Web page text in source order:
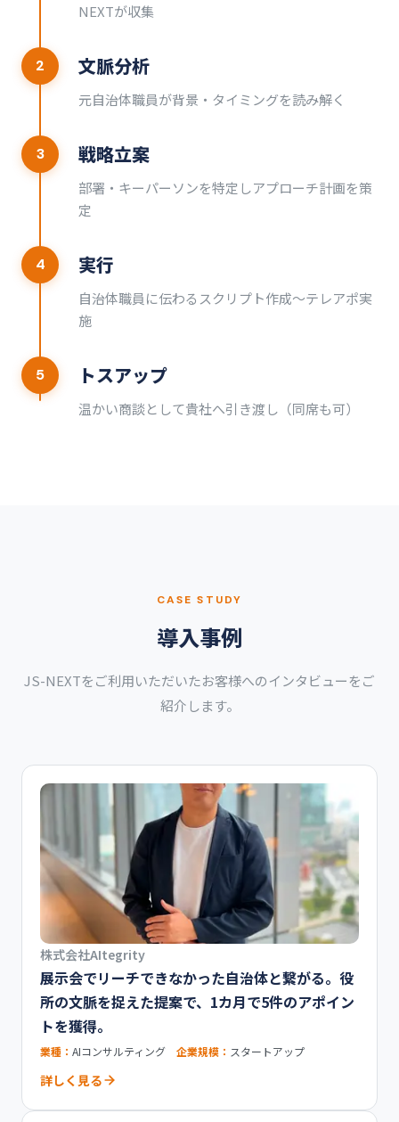
NEXTが収集
2 文脈分析
元自治体職員が背景・タイミングを読み解く
3 戦略立案
部署・キーパーソンを特定しアプローチ計画を策
定
4 実行
自治体職員に伝わるスクリプト作成〜テレアポ実
施
5 トスアップ
温かい商談として貴社へ引き渡し（同席も可）
CASE STUDY
導入事例
JS-NEXTをご利用いただいたお客様へのインタビューをご
紹介します。
株式会社AItegrity
展示会でリーチできなかった自治体と繋がる。役
所の文脈を捉えた提案で、1カ月で5件のアポイン
トを獲得。
業種： AIコンサルティング 企業規模： スタートアップ
詳しく見る